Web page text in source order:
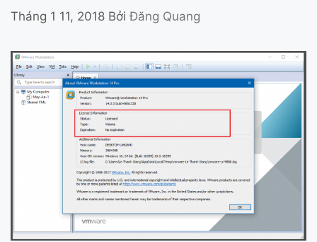
Tháng 1 11, 2018 BởiĐăng Quang